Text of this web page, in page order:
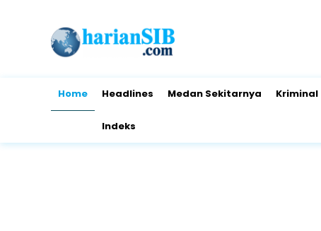
Home Headlines Medan Sekitarnya Kriminal
Indeks